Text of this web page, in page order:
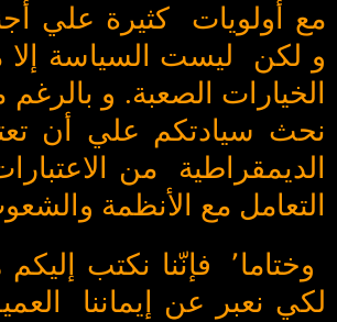
مع أولويات كثيرة علي
و لكن ليست السياسة
الخيارات الصعبة. و بالرغم
نحث سيادتكم علي أن
الديمقراطية من
التعامل مع الأنظمة
وختاما٬ فإنّنا نكتب
لكي نعبر عن إيماننا